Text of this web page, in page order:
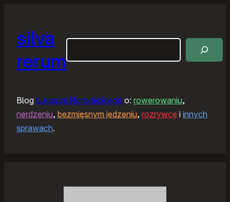
silva
rerum
Blog Łukasza Horodeckiego o: rowerowaniu,
nerdzeniu, bezmięsnym jedzeniu, rozrywce i innych
sprawach.